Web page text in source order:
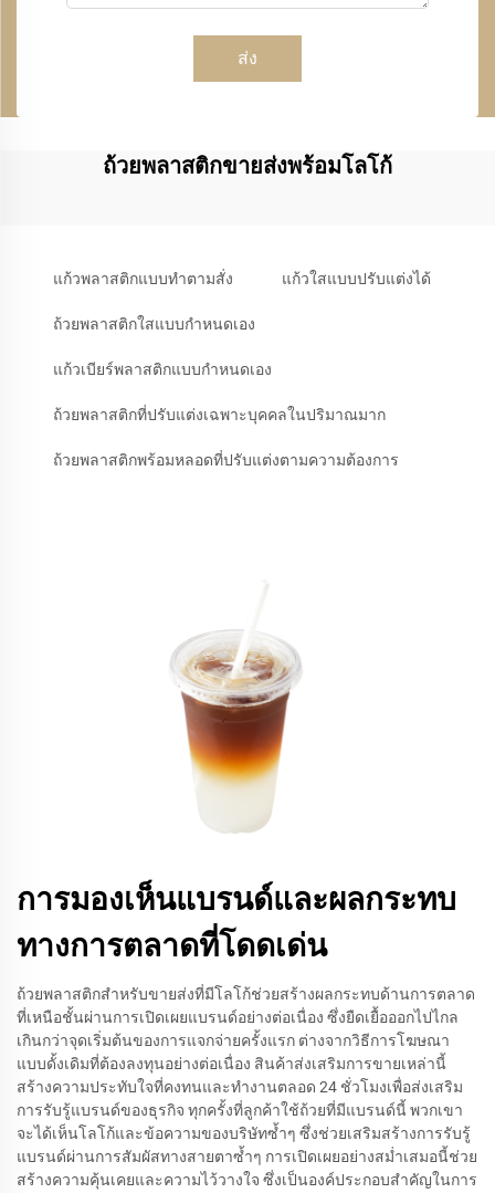
ส่ง
ถ้วยพลาสติกขายส่งพร้อมโลโก้
แก้วพลาสติกแบบทำตามสั่ง แก้วใสแบบปรับแต่งได้
ถ้วยพลาสติกใสแบบกำหนดเอง
แก้วเบียร์พลาสติกแบบกำหนดเอง
ถ้วยพลาสติกที่ปรับแต่งเฉพาะบุคคลในปริมาณมาก
ถ้วยพลาสติกพร้อมหลอดที่ปรับแต่งตามความต้องการ
การมองเห็นแบรนด์และผลกระทบ
ทางการตลาดที่โดดเด่น
ถ้วยพลาสติกสำหรับขายส่งที่มีโลโก้ช่วยสร้างผลกระทบด้านการตลาด
ที่เหนือชั้นผ่านการเปิดเผยแบรนด์อย่างต่อเนื่อง ซึ่งยืดเยื้อออกไปไกล
เกินกว่าจุดเริ่มต้นของการแจกจ่ายครั้งแรก ต่างจากวิธีการโฆษณา
แบบดั้งเดิมที่ต้องลงทุนอย่างต่อเนื่อง สินค้าส่งเสริมการขายเหล่านี้
สร้างความประทับใจที่คงทนและทำงานตลอด 24 ชั่วโมงเพื่อส่งเสริม
การรับรู้แบรนด์ของธุรกิจ ทุกครั้งที่ลูกค้าใช้ถ้วยที่มีแบรนด์นี้ พวกเขา
จะได้เห็นโลโก้และข้อความของบริษัทซ้ำๆ ซึ่งช่วยเสริมสร้างการรับรู้
แบรนด์ผ่านการสัมผัสทางสายตาซ้ำๆ การเปิดเผยอย่างสม่ำเสมอนี้ช่วย
สร้างความคุ้นเคยและความไว้วางใจ ซึ่งเป็นองค์ประกอบสำคัญในการ